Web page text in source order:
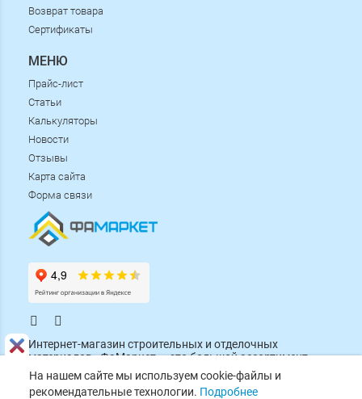
На нашем сайте мы используем cookie-файлы и
рекомендательные технологии. Подробнее
Возврат товара
Сертификаты
МЕНЮ
Прайс-лист
Статьи
Калькуляторы
Новости
Отзывы
Карта сайта
Форма связи
Интернет-магазин строительных и отделочных
материалов «ФаМаркет» - это большой ассортимент
товаров от проверенных брендов по низким ценам.
Заботимся о качестве, соблюдаем сроки доставки и
помогаем с выбором каждому покупателю!